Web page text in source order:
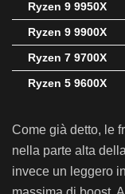
Ryzen 9 9950X
Ryzen 9 9900X
Ryzen 7 9700X
Ryzen 5 9600X
Come già detto, le
nella parte alta
invece un leggero